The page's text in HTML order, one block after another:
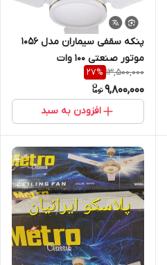
پنکه سقفی سیماران مدل ۱۰۵۶
موتور صنعتی ۱۰۰ وات
13,500,000
27%
9,800,000
افزودن به سبد